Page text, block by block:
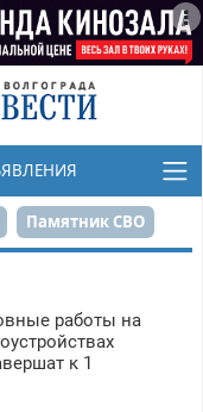
Памятник СВО
ЦПКиО
летчиков
работы на
к 1